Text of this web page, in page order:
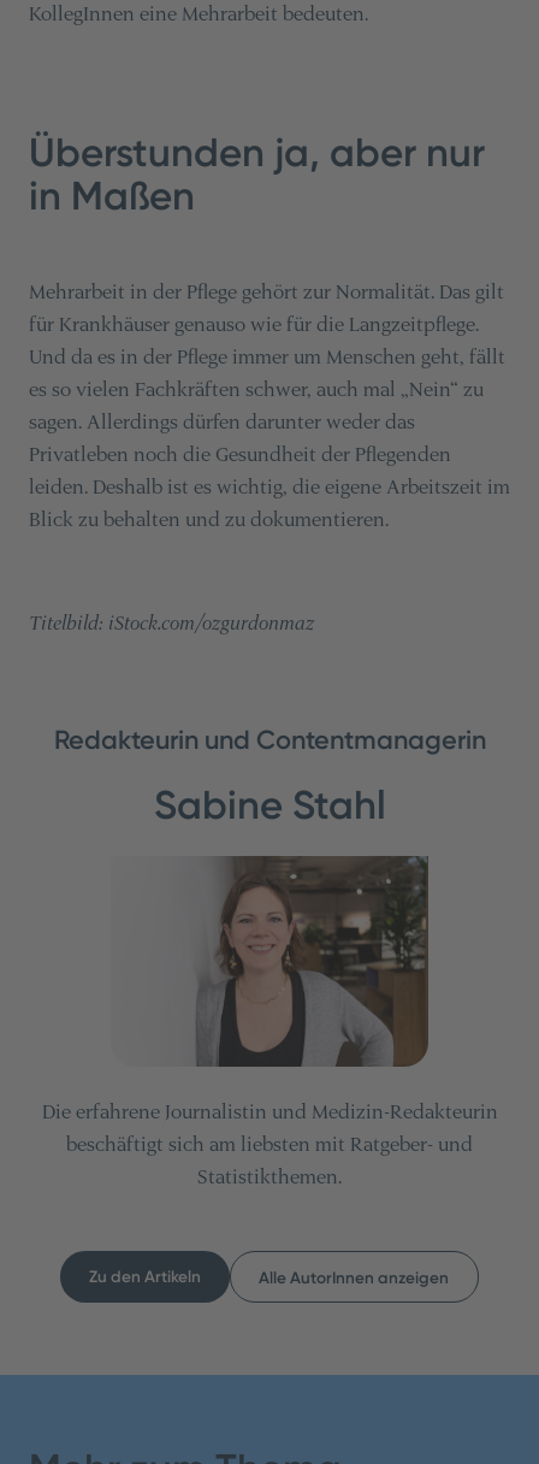
KollegInnen eine Mehrarbeit bedeuten.
Überstunden ja, aber nur
in Maßen
Mehrarbeit in der Pflege gehört zur Normalität. Das gilt
für Krankhäuser genauso wie für die Langzeitpflege.
Und da es in der Pflege immer um Menschen geht, fällt
es so vielen Fachkräften schwer, auch mal „Nein“ zu
sagen. Allerdings dürfen darunter weder das
Privatleben noch die Gesundheit der Pflegenden
leiden. Deshalb ist es wichtig, die eigene Arbeitszeit im
Blick zu behalten und zu dokumentieren.
Titelbild: iStock.com/ozgurdonmaz
Redakteurin und Contentmanagerin
Sabine Stahl
Die erfahrene Journalistin und Medizin-Redakteurin
beschäftigt sich am liebsten mit Ratgeber- und
Statistikthemen.
Zu den Artikeln Alle AutorInnen anzeigen